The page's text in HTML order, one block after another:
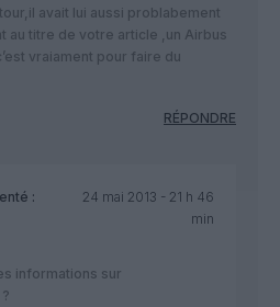
avait lui aussi problabement
au titre de votre article ,un Airbus
vraiament pour faire du
RÉPONDRE
:
24 mai 2013 - 21 h 46
min
informations sur